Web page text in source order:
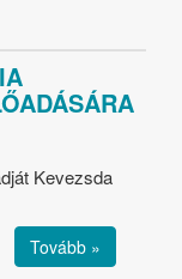
Kevezsda
Tovább »